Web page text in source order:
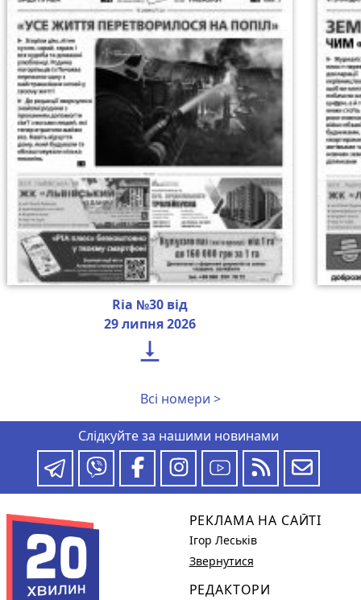
Ria №30 від
29 липня 2026

Всі номери >
Слідкуйте за нашими новинами
РЕКЛАМА НА САЙТІ
Ігор Леськів
Звернутися
РЕДАКТОРИ